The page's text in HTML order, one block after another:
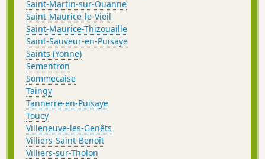
Saint-Martin-sur-Ouanne
Saint-Maurice-le-Vieil
Saint-Maurice-Thizouaille
Saint-Sauveur-en-Puisaye
Saints (Yonne)
Sementron
Sommecaise
Taingy
Tannerre-en-Puisaye
Toucy
Villeneuve-les-Genêts
Villiers-Saint-Benoît
Villiers-sur-Tholon